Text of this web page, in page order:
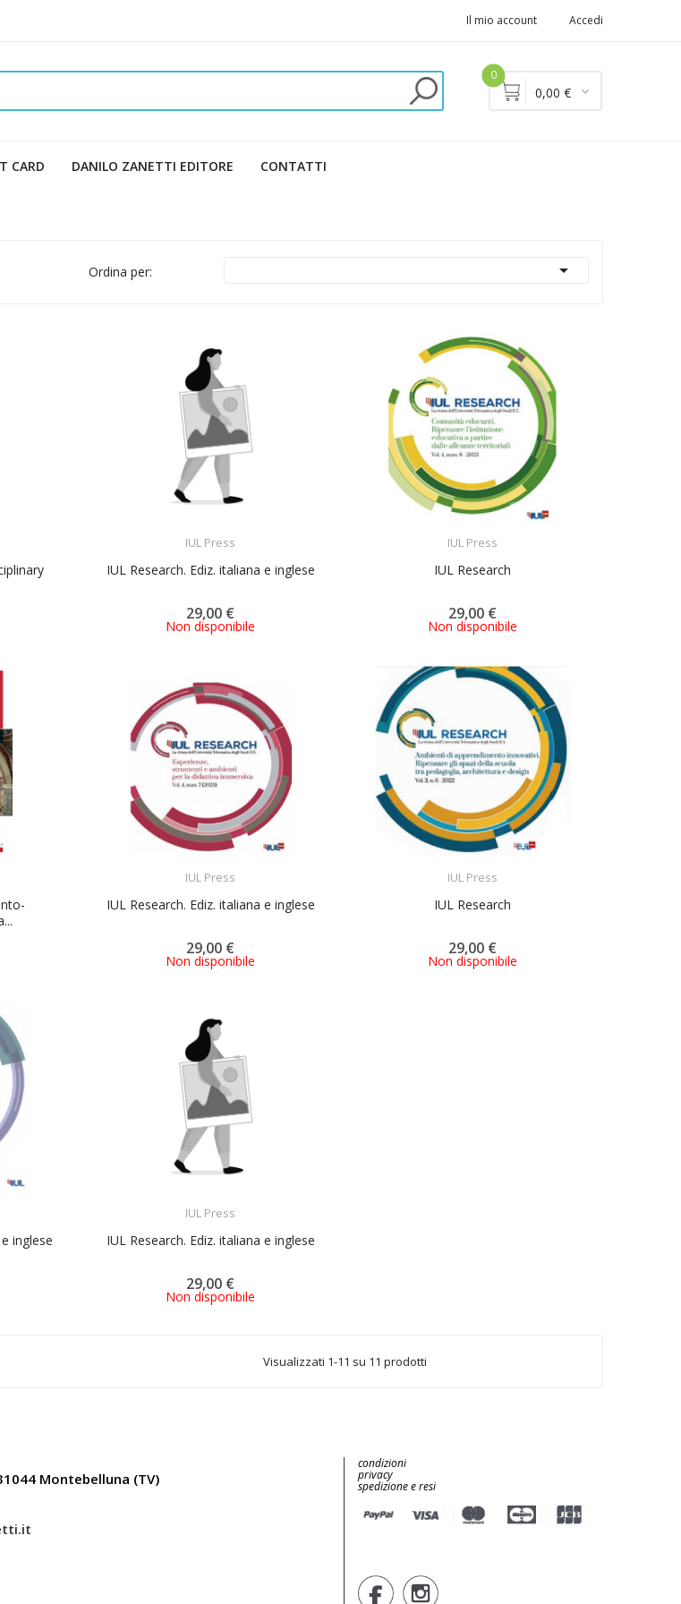
Il mio account Accedi
0
0,00 €
CARD DANILO ZANETTI EDITORE CONTATTI
Ordina per: 
IUL Press
IUL Research. Ediz. italiana e inglese
29,00 €
Non disponibile
IUL Press
IUL Research
29,00 €
Non disponibile
IUL Press
IUL Research. Ediz. italiana e inglese
29,00 €
Non disponibile
IUL Press
IUL Research
29,00 €
Non disponibile
inglese
IUL Press
IUL Research. Ediz. italiana e inglese
29,00 €
Non disponibile
Visualizzati 1-11 su 11 prodotti
Montebelluna (TV)
condizioni
privacy
spedizione e resi